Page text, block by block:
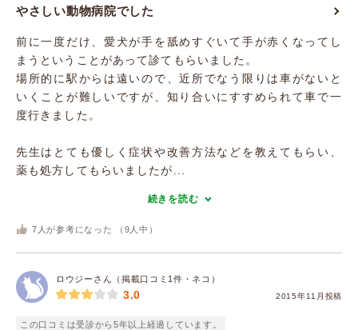
やさしい動物病院でした
前に一度だけ、愛犬が手を舐めすぐいて手が赤くなってし
まうということがあって診てもらいました。
場所的に駅からは遠いので、近所でなう限りは車がないと
いくことが難しいですが、知り合いにすすめられて車で一
度行きました。
先生はとても優しく症状や改善方法などを教えてもらい、
薬も処方してもらいましたが...
続きを読む
7 人が参考になった （ 9 人中）
ロウジーさん（掲載口コミ1件・ネコ）
2015年11月投稿
3.0
この口コミは受診から5年以上経過しています。